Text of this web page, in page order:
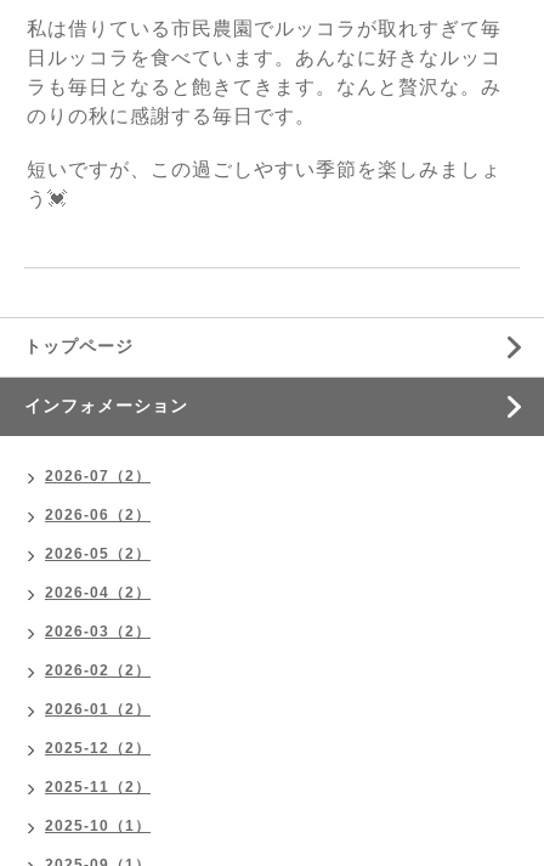
私は借りている市民農園でルッコラが取れすぎて毎
日ルッコラを食べています。あんなに好きなルッコ
ラも毎日となると飽きてきます。なんと贅沢な。み
のりの秋に感謝する毎日です。
短いですが、この過ごしやすい季節を楽しみましょ
う💓
トップページ
インフォメーション
2026-07（2）
2026-06（2）
2026-05（2）
2026-04（2）
2026-03（2）
2026-02（2）
2026-01（2）
2025-12（2）
2025-11（2）
2025-10（1）